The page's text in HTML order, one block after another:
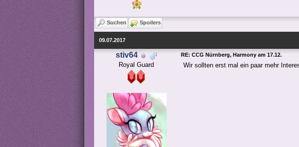
Suchen Spoilers
09.07.2017
stiv64
Royal Guard
RE: CCG Nürnberg, Harmony am 17.12.
Wir sollten erst mal ein paar mehr